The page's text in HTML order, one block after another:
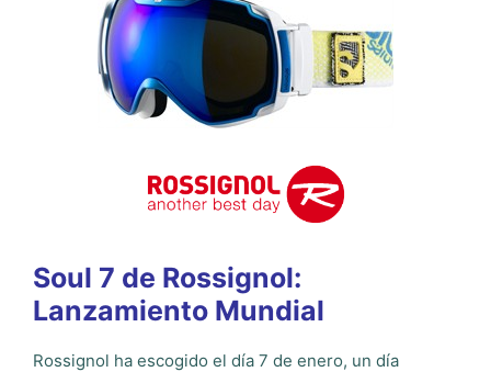
Soul 7 de Rossignol:
Lanzamiento Mundial
Rossignol ha escogido el día 7 de enero, un día